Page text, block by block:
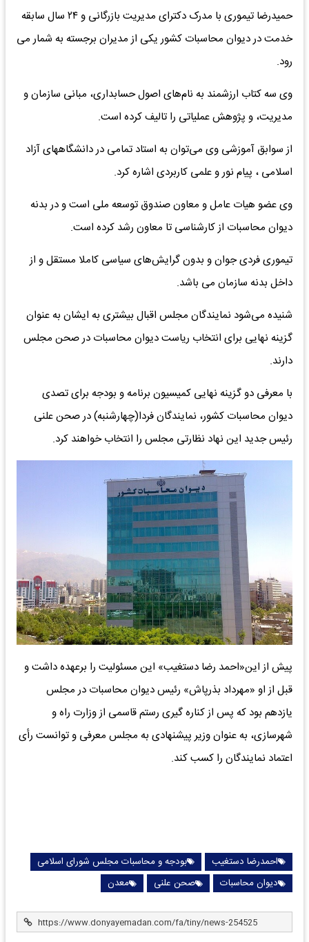
حمیدرضا تیموری با مدرک دکترای مدیریت بازرگانی و ۲۴ سال سابقه
خدمت در دیوان محاسبات کشور یکی از مدیران برجسته به شمار می
رود.
وی سه کتاب ارزشمند به نام‌های اصول حسابداری، مبانی سازمان و
مدیریت، و پژوهش عملیاتی را تالیف کرده است.
از سوابق آموزشی وی می‌توان به استاد تمامی در دانشگاههای آزاد
اسلامی ، پیام نور و علمی کاربردی اشاره کرد.
وی عضو هیات عامل و معاون صندوق توسعه ملی است و در بدنه
دیوان محاسبات از کارشناسی تا معاون رشد کرده است.
تیموری فردی جوان و بدون گرایش‌های سیاسی کاملا مستقل و از
داخل بدنه سازمان می باشد.
شنیده می‌شود نمایندگان مجلس اقبال بیشتری به ایشان به عنوان
گزینه‌ نهایی برای انتخاب ریاست دیوان محاسبات در صحن مجلس
دارند.
با معرفی دو گزینه نهایی کمیسیون برنامه و بودجه برای تصدی
دیوان محاسبات کشور، نمایندگان فردا(چهارشنبه) در صحن علنی
رئیس جدید این نهاد نظارتی مجلس را انتخاب خواهند کرد.
پیش از این«احمد رضا دستغیب» این مسئولیت را برعهده داشت و
قبل از او «مهرداد بذرپاش» رئیس دیوان محاسبات در مجلس
یازدهم بود که پس از کناره گیری رستم قاسمی از وزارت راه و
شهرسازی، به عنوان وزیر پیشنهادی به مجلس معرفی و توانست رأی
اعتماد نمایندگان را کسب کند.
احمدرضا دستغیب
بودجه و محاسبات مجلس شورای اسلامی
دیوان محاسبات
صحن علنی معدن